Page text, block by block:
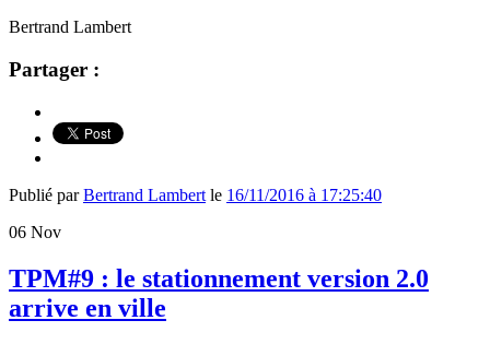
Bertrand Lambert
Partager :
Publié parBertrand Lambert le 16/11/2016 à 17:25:40
06 Nov
TPM#9 : le stationnement version 2.0
arrive en ville